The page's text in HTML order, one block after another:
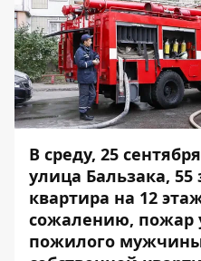
В среду, 25
улица Бальзака, 55
квартира на 12
сожалению, пожар
пожилого мужчины